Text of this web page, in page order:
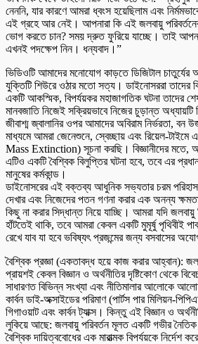
নেননি, যার কারণে আমরা ধ্বংস হয়েছিলাম এবং
এই গ্রহে আর নেই। আপনারা কি এই জলবায়ু
ভোগ করতে চান? সময় দ্রুত ফুরিয়ে যাচ্ছে। তাই
এখনই পদক্ষেপ নিন। ধন্যবাদ।”
ভিডিওটি আমাদের মনোযোগ কাড়তে ডিজিটাল
যুক্তিটি শিউরে ওঠার মতো সত্য। ডাইনোসররা তাদের
একটি আকস্মিক, বিপর্যয়কর মহাজাগতিক ঘটনা তাদের
মানবজাতি নিজেই সক্রিয়ভাবে নিজের চুড়ান্ত
জীবাশ্ম জ্বালানির ওপর আমাদের অবিরাম নির্ভরতা, বন
মাধ্যমে আমরা জেনেশুনে, স্বেচ্ছায় এবং রিয়েল-টাইমে
Mass Extinction) সূচনা করছি। বিজ্ঞানীদের মতে,
এটিও একটি বৈশ্বিক বিলুপ্তির ঘটনা হবে, তবে এর
মানুষের কর্মকান্ড।
ডাইনোসরের এই বক্তব্য আধুনিক সভ্যতার চরম
দেখার এবং নিজেদের পতন গণনা করার এক অনন্য
কিছু না করার সিদ্ধান্ত নিয়ে যাচ্ছি। আমরা যদি জলবায়ু
হাঁটতেই থাকি, তবে আমরা কেবল একটি মুমূর্ষু পৃথিবীই
রেখে যাব যা হবে ভবিষ্যৎ প্রজন্মের জন্য বসবাসের
বৈশ্বিক প্রজ্ঞা (একতাবদ্ধ হয়ে কাজ করার আহ্বান):
প্রায়শই কেবল বিজ্ঞান ও অর্থনীতির দৃষ্টিকোণ থেকে
সাধারণত বিভিন্ন সংখ্যা এবং নীতিমালার আলোকে
কার্বন ডাই-অক্সাইডের পরিমাণ (পার্টস পার মিলিয়ন-
গিগাওয়াট এবং কার্বন ট্যাক্স। কিন্তু এই বিজ্ঞান ও
লুকিয়ে আছে: জলবায়ু পরিবর্তন মূলত একটি গভীর
বৈশ্বিক দায়িত্ববোধের এক মারাত্মক বিপর্যয়কে নির্দেশ